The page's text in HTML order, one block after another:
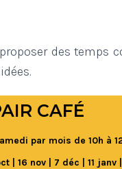
des
CAFÉ
par mois de 10h à
| 16 nov | 7 déc | 11